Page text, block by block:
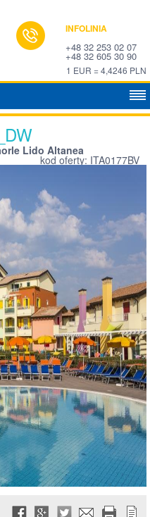
INFOLINIA
+48 32 253 02 07
+48 32 605 30 90
1 EUR = 4,4246 PLN
Lido Altanea
kod oferty: ITA0177BV